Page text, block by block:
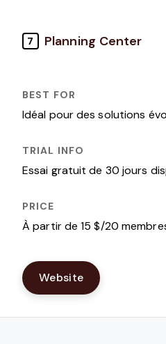
7 Planning Center
Idéal pour des solutions
Essai gratuit de 30 jours
À partir de 15 $/20
Website